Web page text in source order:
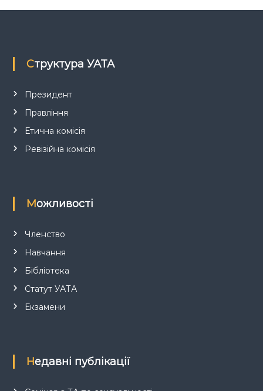
а
с
в
Структура УАТА
Президент
Правління
Етична комісія
Ревізійна комісія
Можливості
Членство
Навчання
Бібліотека
Статут УАТА
Екзамени
Недавні публікації